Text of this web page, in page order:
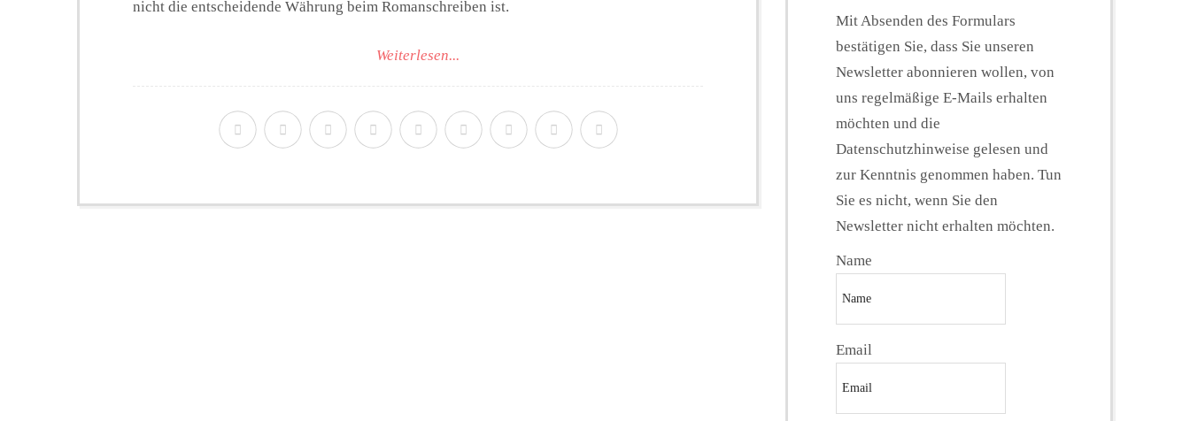
nicht die entscheidende Währung beim Romanschreiben ist.
Weiterlesen...
Mit Absenden des Formulars
bestätigen Sie, dass Sie unseren
Newsletter abonnieren wollen, von
uns regelmäßige E-Mails erhalten
möchten und die
Datenschutzhinweise gelesen und
zur Kenntnis genommen haben. Tun
Sie es nicht, wenn Sie den
Newsletter nicht erhalten möchten.
Name
Email